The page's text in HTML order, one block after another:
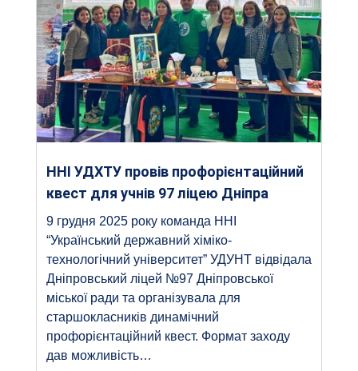
ННІ УДХТУ провів профорієнтаційний
квест для учнів 97 ліцею Дніпра
9 грудня 2025 року команда ННІ
“Український державний хіміко-
технологічний університет” УДУНТ відвідала
Дніпровський ліцей №97 Дніпровської
міської ради та організувала для
старшокласників динамічний
профорієнтаційний квест. Формат заходу
дав можливість…